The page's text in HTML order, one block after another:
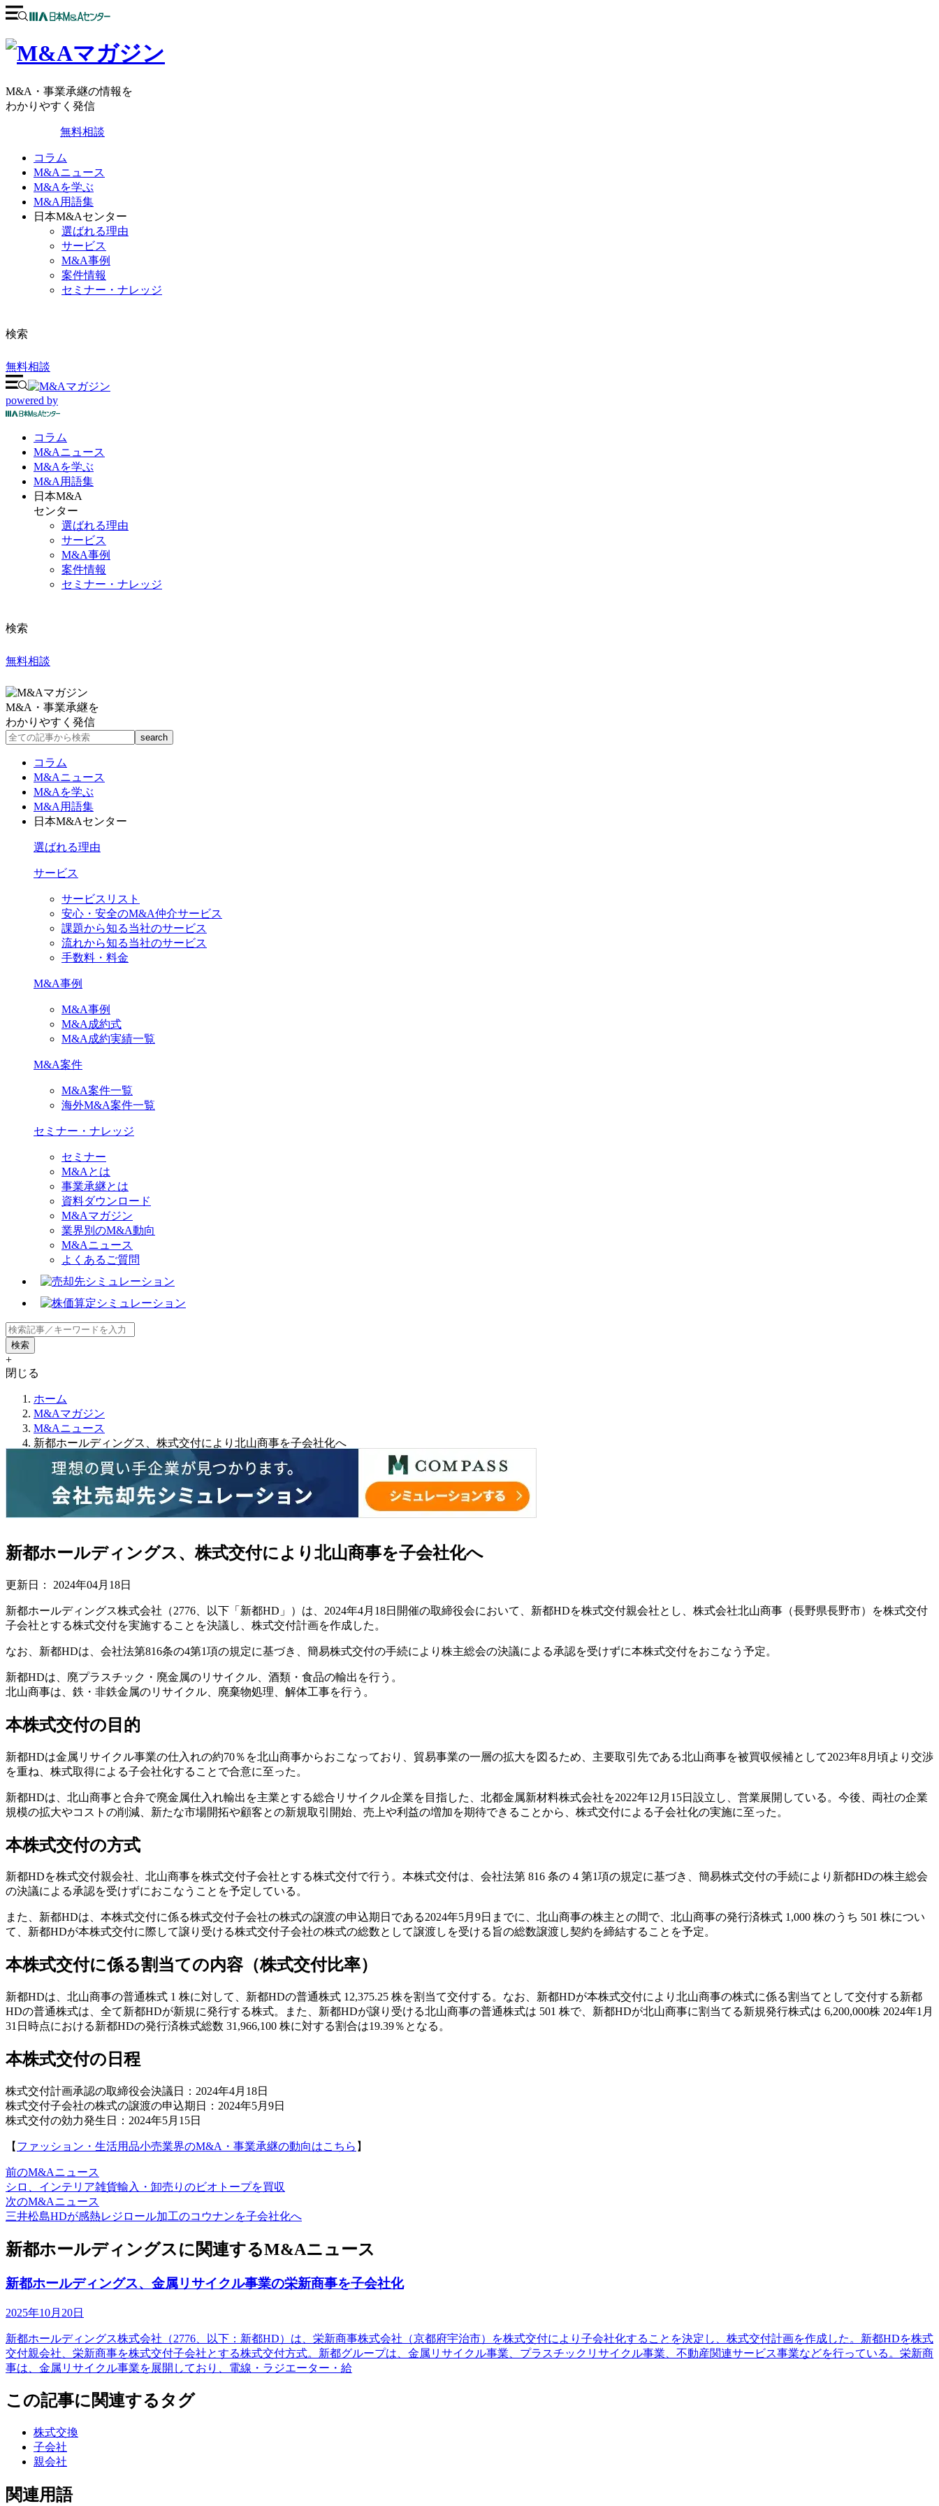
M&A・事業承継の情報を
わかりやすく発信
無料相談
コラム
M&Aニュース
M&Aを学ぶ
M&A用語集
日本M&Aセンター
選ばれる理由
サービス
M&A事例
案件情報
セミナー・ナレッジ
検索
無料相談
powered by
コラム
M&Aニュース
M&Aを学ぶ
M&A 用語集
日本M&A
センター
選ばれる理由
サービス
M&A事例
案件情報
セミナー・ナレッジ
検索
無料相談
M&A・事業承継を
わかりやすく発信
コラム
M&Aニュース
M&Aを学ぶ
M&A用語集
日本M&Aセンター
選ばれる理由
サービス
サービスリスト
安心・安全のM&A仲介サービス
課題から知る当社のサービス
流れから知る当社のサービス
手数料・料金
M&A事例
M&A事例
M&A成約式
M&A成約実績一覧
M&A案件
M&A案件一覧
海外M&A案件一覧
セミナー・ナレッジ
セミナー
M&Aとは
事業承継とは
資料ダウンロード
M&Aマガジン
業界別のM&A動向
M&Aニュース
よくあるご質問
+
閉じる
ホーム
M&Aマガジン
M&Aニュース
新都ホールディングス、株式交付により北山商事を子会社化へ
新都ホールディングス、株式交付により北山商事を子会社化へ
更新日： 2024年04月18日
新都ホールディングス株式会社（2776、以下「新都HD」）は、2024年4月18日開催の取締役会において、新都HDを株式交付親会社とし、株式会社北山商事（長野県長野市）を株式交付
子会社とする株式交付を実施することを決議し、株式交付計画を作成した。
なお、新都HDは、会社法第816条の4第1項の規定に基づき、簡易株式交付の手続により株主総会の決議による承認を受けずに本株式交付をおこなう予定。
新都HDは、廃プラスチック・廃金属のリサイクル、酒類・食品の輸出を行う。
北山商事は、鉄・非鉄金属のリサイクル、廃棄物処理、解体工事を行う。
本株式交付の目的
新都HDは金属リサイクル事業の仕入れの約70％を北山商事からおこなっており、貿易事業の一層の拡大を図るため、主要取引先である北山商事を被買収候補として2023年8月頃より交渉
を重ね、株式取得による子会社化することで合意に至った。
新都HDは、北山商事と合弁で廃金属仕入れ輸出を主業とする総合リサイクル企業を目指した、北都金属新材料株式会社を2022年12月15日設立し、営業展開している。今後、両社の企業
規模の拡大やコストの削減、新たな市場開拓や顧客との新規取引開始、売上や利益の増加を期待できることから、株式交付による子会社化の実施に至った。
本株式交付の方式
新都HDを株式交付親会社、北山商事を株式交付子会社とする株式交付で行う。本株式交付は、会社法第 816 条の 4 第1項の規定に基づき、簡易株式交付の手続により新都HDの株主総会
の決議による承認を受けずにおこなうことを予定している。
また、新都HDは、本株式交付に係る株式交付子会社の株式の譲渡の申込期日である2024年5月9日までに、北山商事の株主との間で、北山商事の発行済株式 1,000 株のうち 501 株につい
て、新都HDが本株式交付に際して譲り受ける株式交付子会社の株式の総数として譲渡しを受ける旨の総数譲渡し契約を締結することを予定。
本株式交付に係る割当ての内容（株式交付比率）
新都HDは、北山商事の普通株式 1 株に対して、新都HDの普通株式 12,375.25 株を割当て交付する。なお、新都HDが本株式交付により北山商事の株式に係る割当てとして交付する新都
HDの普通株式は、全て新都HDが新規に発行する株式。また、新都HDが譲り受ける北山商事の普通株式は 501 株で、新都HDが北山商事に割当てる新規発行株式は 6,200,000株 2024年1月
31日時点における新都HDの発行済株式総数 31,966,100 株に対する割合は19.39％となる。
本株式交付の日程
株式交付計画承認の取締役会決議日：2024年4月18日
株式交付子会社の株式の譲渡の申込期日：2024年5月9日
株式交付の効力発生日：2024年5月15日
【 ファッション・生活用品小売業界のM&A・事業承継の動向はこちら 】
前のM&Aニュース
シロ、インテリア雑貨輸入・卸売りのビオトープを買収
次のM&Aニュース
三井松島HDが感熱レジロール加工のコウナンを子会社化へ
新都ホールディングスに関連するM&Aニュース
新都ホールディングス、金属リサイクル事業の栄新商事を子会社化
2025年10月20日
新都ホールディングス株式会社（2776、以下：新都HD）は、栄新商事株式会社（京都府宇治市）を株式交付により子会社化することを決定し、株式交付計画を作成した。新都HDを株式
交付親会社、栄新商事を株式交付子会社とする株式交付方式。新都グループは、金属リサイクル事業、プラスチックリサイクル事業、不動産関連サービス事業などを行っている。栄新商
事は、金属リサイクル事業を展開しており、電線・ラジエーター・給
この記事に関連するタグ
株式交換
子会社
親会社
関連用語